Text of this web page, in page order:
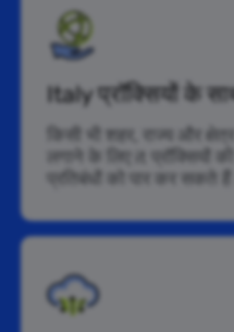
Italy प्रॉक्सियों के
किसी भी शहर, राज्य और
लगाने के लिए it प्रॉक्सियों
प्रतिबंधों को पार कर सकते हैं।